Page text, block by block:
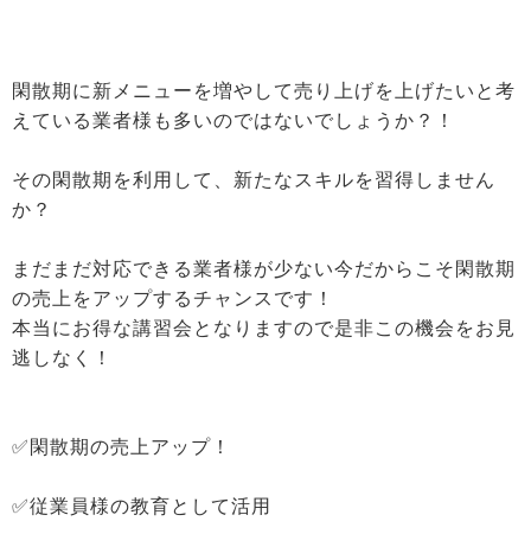
閑散期に新メニューを増やして売り上げを上げたいと考
えている業者様も多いのではないでしょうか？！
その閑散期を利用して、新たなスキルを習得しません
か？
まだまだ対応できる業者様が少ない今だからこそ閑散期
の売上をアップするチャンスです！
本当にお得な講習会となりますので是非この機会をお見
逃しなく！
✅閑散期の売上アップ！
✅従業員様の教育として活用